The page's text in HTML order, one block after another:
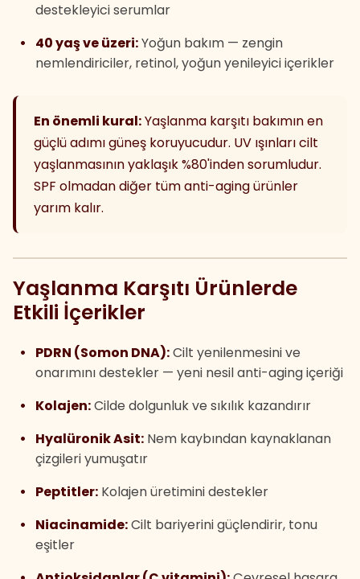
destekleyici serumlar
40 yaş ve üzeri:Yoğun bakım — zengin
nemlendiriciler, retinol, yoğun yenileyici içerikler
En önemli kural:Yaşlanma karşıtı bakımın en
güçlü adımı güneş koruyucudur. UV ışınları cilt
yaşlanmasının yaklaşık %80'inden sorumludur.
SPF olmadan diğer tüm anti-aging ürünler
yarım kalır.
Yaşlanma Karşıtı Ürünlerde
Etkili İçerikler
PDRN (Somon DNA):Cilt yenilenmesini ve
onarımını destekler — yeni nesil anti-aging içeriği
Kolajen:Cilde dolgunluk ve sıkılık kazandırır
Hyalüronik Asit: Nem kaybından kaynaklanan
çizgileri yumuşatır
Peptitler: Kolajen üretimini destekler
Niacinamide:Cilt bariyerini güçlendirir, tonu
eşitler